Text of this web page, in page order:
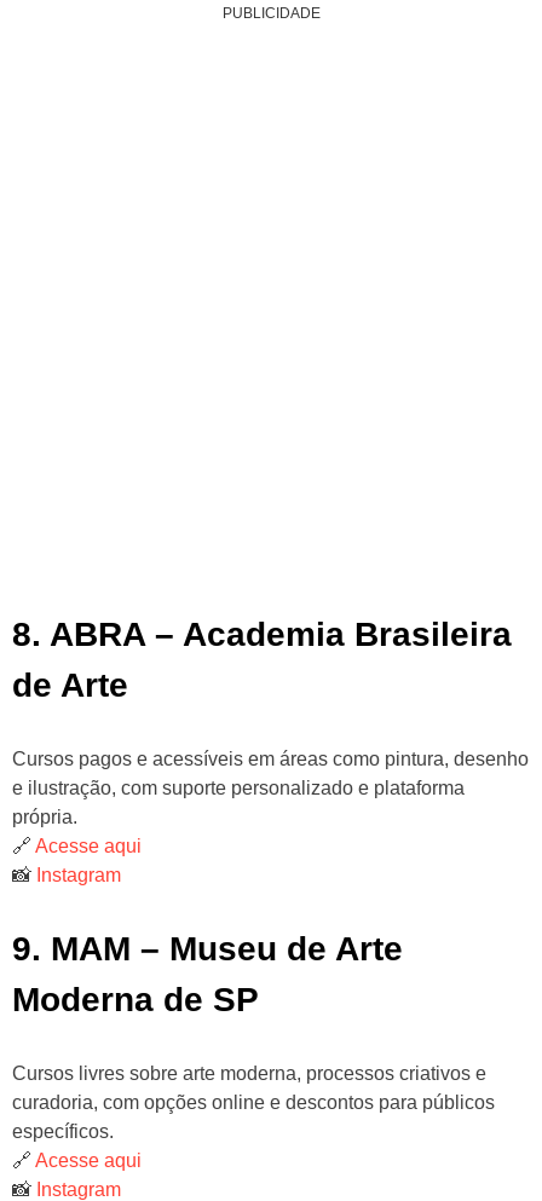
PUBLICIDADE
8. ABRA – Academia Brasileira
de Arte
Cursos pagos e acessíveis em áreas como pintura, desenho
e ilustração, com suporte personalizado e plataforma
própria.
🔗 Acesse aqui
📸 Instagram
9. MAM – Museu de Arte
Moderna de SP
Cursos livres sobre arte moderna, processos criativos e
curadoria, com opções online e descontos para públicos
específicos.
🔗 Acesse aqui
📸 Instagram